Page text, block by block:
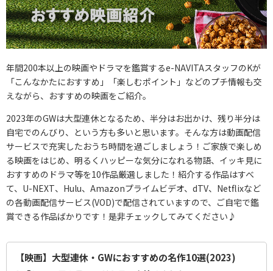
年間200本以上の映画やドラマを鑑賞するe-NAVITAスタッフのKが
「こんなかたにおすすめ」「楽しむポイント」などのプチ情報も交
えながら、おすすめの映画をご紹介。
2023年のGWは大型連休となるため、半分はお出かけ、残り半分は
自宅でのんびり、という方も多いと思います。そんな方は動画配信
サービスで充実したおうち時間を過ごしましょう！ご家族で楽しめ
る映画をはじめ、明るくハッピーな気分になれる物語、イッキ見に
おすすめのドラマ等を10作品厳選しました！紹介する作品はすべ
て、U-NEXT、Hulu、Amazonプライムビデオ、dTV、Netflixなど
の各動画配信サービス(VOD)で配信されていますので、ご自宅で鑑
賞できる作品ばかりです！是非チェックしてみてください♪
【映画】大型連休・GWにおすすめの名作10選(2023)